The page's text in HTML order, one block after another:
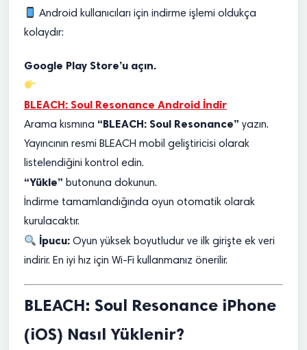
Android kullanıcıları için indirme işlemi oldukça
kolaydır:
Google Play Store’u açın.
BLEACH: Soul Resonance Android İndir
Arama kısmına “BLEACH: Soul Resonance” yazın.
Yayıncının resmi BLEACH mobil geliştiricisi olarak
listelendiğini kontrol edin.
“Yükle” butonuna dokunun.
İndirme tamamlandığında oyun otomatik olarak
kurulacaktır.
İpucu: Oyun yüksek boyutludur ve ilk girişte ek veri
indirir. En iyi hız için Wi-Fi kullanmanız önerilir.
BLEACH: Soul Resonance iPhone
(iOS) Nasıl Yüklenir?